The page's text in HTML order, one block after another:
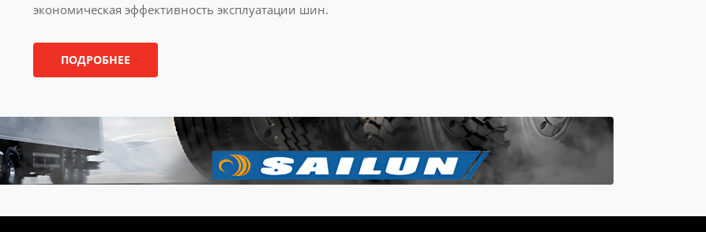
экономическая эффективность эксплуатации шин.
ПОДРОБНЕЕ